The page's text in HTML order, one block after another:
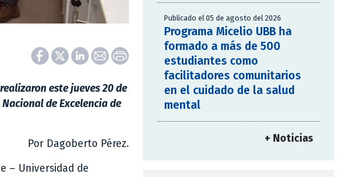
este jueves 20 de
de Excelencia de
Por Dagoberto Pérez.
– Universidad de
Publicado el 05 de agosto del 2026
Programa Micelio UBB ha
formado a más de 500
estudiantes como
facilitadores comunitarios
en el cuidado de la salud
mental
+ Noticias